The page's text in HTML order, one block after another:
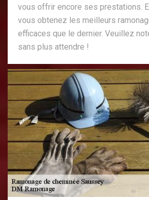
vous offrir encore ses prestations.
vous obtenez les meilleurs
efficaces que le dernier. Veuillez
sans plus attendre !